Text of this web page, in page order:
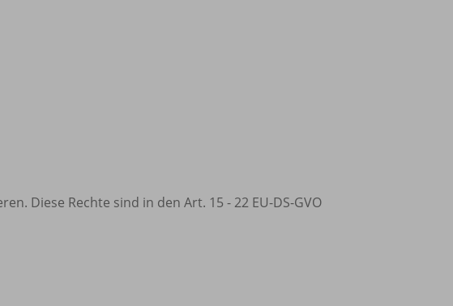
Diese Rechte sind in den Art. 15 - 22 EU-DS-GVO